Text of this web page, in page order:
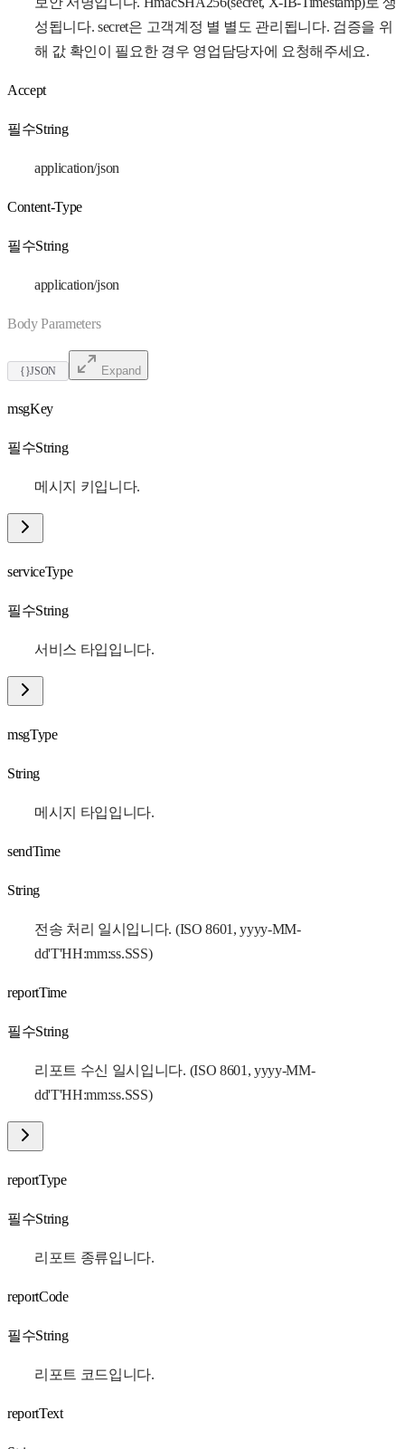
성됩니다. secret은 고객계정 별 별도 관리됩니다. 검증을 위
해 값 확인이 필요한 경우 영업담당자에 요청해주세요.
Accept
필수String
application/json
Content-Type
필수String
application/json
Body Parameters
{}JSON Expand
msgKey
필수String
메시지 키입니다.
serviceType
필수String
서비스 타입입니다.
msgType
String
메시지 타입입니다.
sendTime
String
전송 처리 일시입니다. (ISO 8601, yyyy-MM-
dd'T'HH:mm:ss.SSS)
reportTime
필수String
리포트 수신 일시입니다. (ISO 8601, yyyy-MM-
dd'T'HH:mm:ss.SSS)
reportType
필수String
리포트 종류입니다.
reportCode
필수String
리포트 코드입니다.
reportText